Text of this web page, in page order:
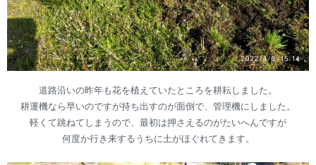
道路沿いの昨年も花を植えていたところを耕耘しました。
耕運機なら早いのですが持ち出すのが面倒で、管理機にしました。
軽くて跳ねてしまうので、最初は押さえるのがたいへんですが
何度か行き来するうちに土がほぐれてきます。